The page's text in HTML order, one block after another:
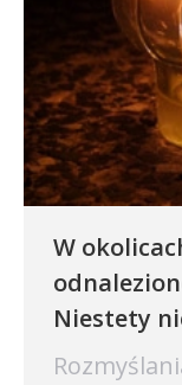
W
Niestety